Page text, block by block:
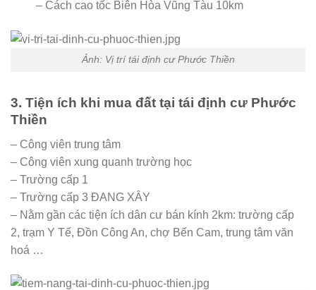
– Cách cao tốc Biên Hòa Vũng Tàu 10km
Ảnh: Vị trí tái định cư Phước Thiền
3. Tiện ích khi mua đất tại tái định cư Phước
Thiền
– Công viên trung tâm
– Công viên xung quanh trường học
– Trường cấp 1
– Trường cấp 3 ĐANG XÂY
– Nằm gần các tiện ích dân cư bán kính 2km: trường cấp
2, trạm Y Tế, Đồn Công An, chợ Bến Cam, trung tâm văn
hoá …